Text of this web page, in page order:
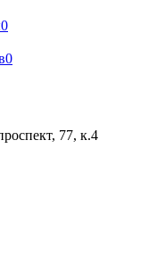
0
0
77, к.4